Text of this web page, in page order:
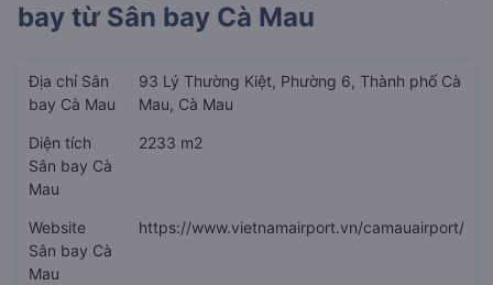
bay từ Sân bay Cà Mau
Địa chỉ Sân
bay Cà Mau
93 Lý Thường Kiệt, Phường 6, Thành phố Cà
Mau, Cà Mau
Diện tích
Sân bay Cà
Mau
2233 m2
Website
Sân bay Cà
Mau
https://www.vietnamairport.vn/camauairport/